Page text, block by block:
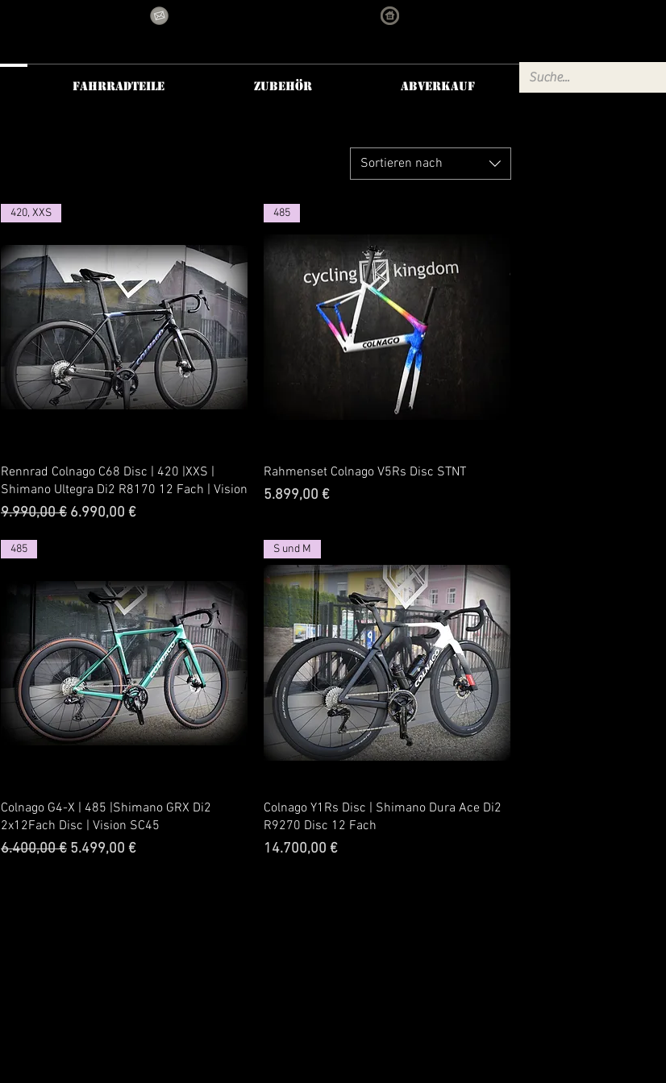
info@cycling-kingdom.com
FAHRRADTEILE ZUBEHÖR Abverkauf
Sortieren nach
420, XXS
Rennrad Colnago C68 Disc | 420 |XXS |
Shimano Ultegra Di2 R8170 12 Fach | Vision
Standardpreis
9.990,00 € Sale-Preis
6.990,00 €
485
Rahmenset Colnago V5Rs Disc STNT
Preis
5.899,00 €
485
Colnago G4-X | 485 |Shimano GRX Di2
2x12Fach Disc | Vision SC45
Standardpreis
6.400,00 € Sale-Preis
5.499,00 €
S und M
Colnago Y1Rs Disc | Shimano Dura Ace Di2
R9270 Disc 12 Fach
Preis
14.700,00 €